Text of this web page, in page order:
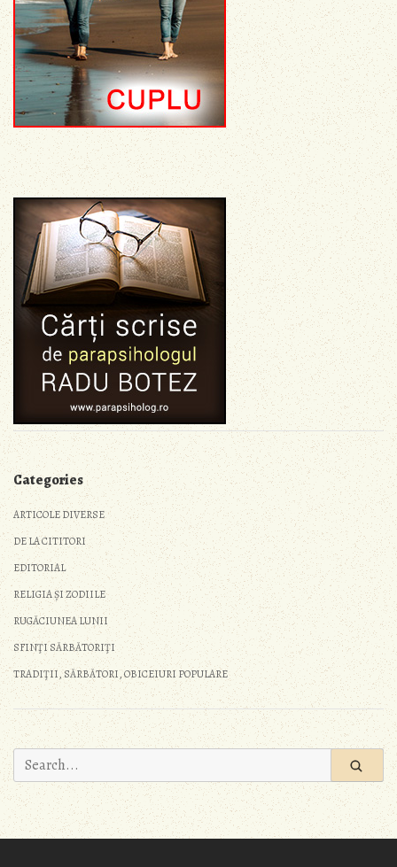
Categories
ARTICOLE DIVERSE
DE LA CITITORI
EDITORIAL
RELIGIA ȘI ZODIILE
RUGĂCIUNEA LUNII
SFINŢI SĂRBĂTORIŢI
TRADIŢII, SĂRBĂTORI, OBICEIURI POPULARE
Search
for: